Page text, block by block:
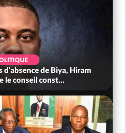
d'absence de Biya, Hiram
le conseil const...